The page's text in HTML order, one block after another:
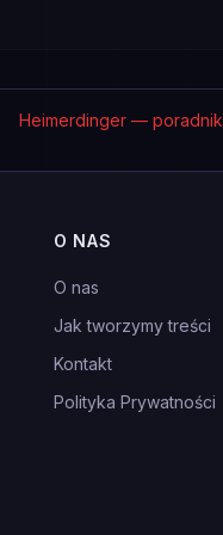
Heimerdinger — poradnik
O NAS
O nas
Jak tworzymy treści
Kontakt
Polityka Prywatności